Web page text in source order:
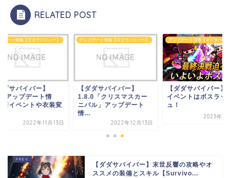
RELATED POST
デート情報【ダダサバイバー】
ダサバイバー】
アップデート情
イベントや衣装変
2022年11月13日
アップデート情報【ダダサバイバー】
【ダダサバイバー】
1.8.0「クリスマスカー
ニバル」アップデート
情...
2022年12月13日
アップデート情報【ダダサバイ
【ダダサバイバー】
イベントはボスラッ
ュ！
2023年8
【ダダサバイバー】末世反響の攻略やオ
ススメの装備とスキル【Survivo...